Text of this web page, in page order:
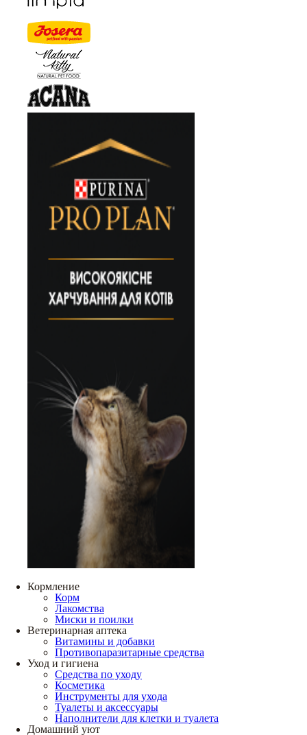
Кормление
Корм
Лакомства
Миски и поилки
Ветеринарная аптека
Витамины и добавки
Противопаразитарные средства
Уход и гигиена
Средства по уходу
Косметика
Инструменты для ухода
Туалеты и аксессуары
Наполнители для клетки и туалета
Домашний уют